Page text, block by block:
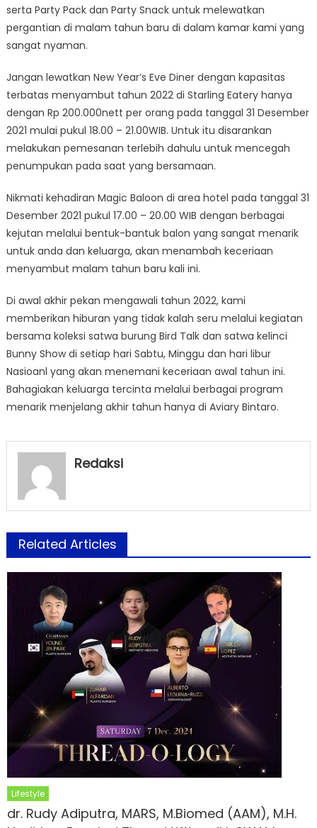
serta Party Pack dan Party Snack untuk melewatkan
pergantian di malam tahun baru di dalam kamar kami yang
sangat nyaman.
Jangan lewatkan New Year’s Eve Diner dengan kapasitas
terbatas menyambut tahun 2022 di Starling Eatery hanya
dengan Rp 200.000nett per orang pada tanggal 31 Desember
2021 mulai pukul 18.00 – 21.00WIB. Untuk itu disarankan
melakukan pemesanan terlebih dahulu untuk mencegah
penumpukan pada saat yang bersamaan.
Nikmati kehadiran Magic Baloon di area hotel pada tanggal 31
Desember 2021 pukul 17.00 – 20.00 WIB dengan berbagai
kejutan melalui bentuk-bantuk balon yang sangat menarik
untuk anda dan keluarga, akan menambah keceriaan
menyambut malam tahun baru kali ini.
Di awal akhir pekan mengawali tahun 2022, kami
memberikan hiburan yang tidak kalah seru melalui kegiatan
bersama koleksi satwa burung Bird Talk dan satwa kelinci
Bunny Show di setiap hari Sabtu, Minggu dan hari libur
Nasioanl yang akan menemani keceriaan awal tahun ini.
Bahagiakan keluarga tercinta melalui berbagai program
menarik menjelang akhir tahun hanya di Aviary Bintaro.
Redaksi
Related Articles
Lifestyle
dr. Rudy Adiputra, MARS, M.Biomed (AAM), M.H.